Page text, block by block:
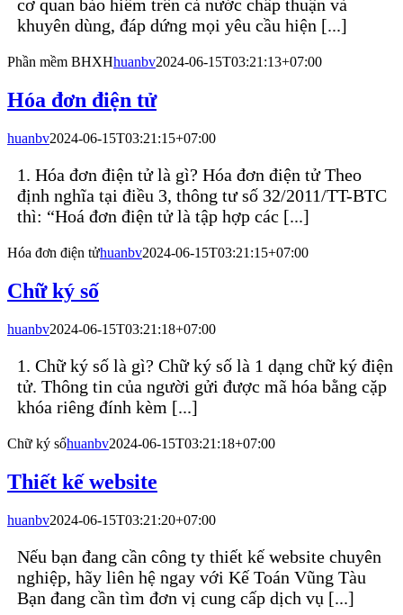
cơ quan bảo hiểm trên cả nước chấp thuận và
khuyên dùng, đáp dứng mọi yêu cầu hiện [...]
Phần mềm BHXHhuanbv2024-06-15T03:21:13+07:00
Hóa đơn điện tử
huanbv2024-06-15T03:21:15+07:00
1. Hóa đơn điện tử là gì? Hóa đơn điện tử Theo
định nghĩa tại điều 3, thông tư số 32/2011/TT-BTC
thì: “Hoá đơn điện tử là tập hợp các [...]
Hóa đơn điện tửhuanbv2024-06-15T03:21:15+07:00
Chữ ký số
huanbv2024-06-15T03:21:18+07:00
1. Chữ ký số là gì? Chữ ký số là 1 dạng chữ ký điện
tử. Thông tin của người gửi được mã hóa bằng cặp
khóa riêng đính kèm [...]
Chữ ký sốhuanbv2024-06-15T03:21:18+07:00
Thiết kế website
huanbv2024-06-15T03:21:20+07:00
Nếu bạn đang cần công ty thiết kế website chuyên
nghiệp, hãy liên hệ ngay với Kế Toán Vũng Tàu
Bạn đang cần tìm đơn vị cung cấp dịch vụ [...]